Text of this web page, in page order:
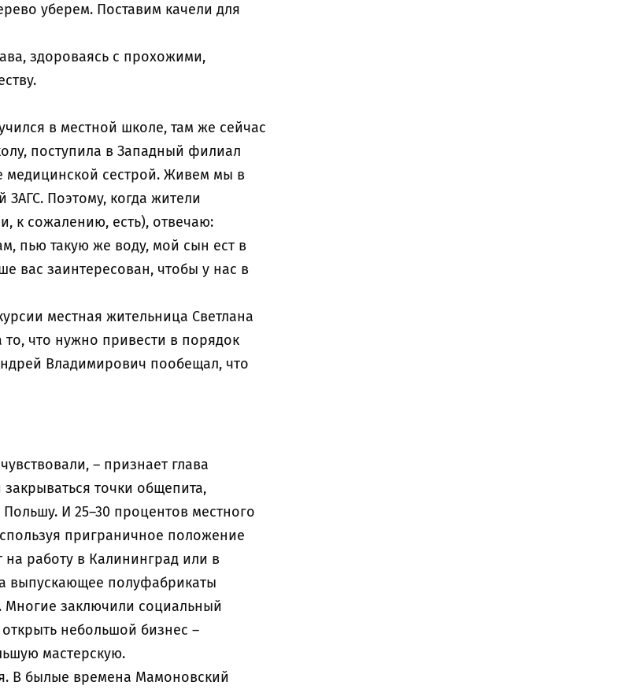
уберем. Поставим качели для
здороваясь с прохожими,
в местной школе, там же сейчас
поступила в Западный филиал
медицинской сестрой. Живем мы в
Поэтому, когда жители
к сожалению, есть), отвечаю:
пью такую же воду, мой сын ест в
вас заинтересован, чтобы у нас в
местная жительница Светлана
что нужно привести в порядок
Владимирович пообещал, что
– признает глава
точки общепита,
И 25–30 процентов местного
приграничное положение
работу в Калининград или в
выпускающее полуфабрикаты
заключили социальный
небольшой бизнес –
мастерскую.
В былые времена Мамоновский